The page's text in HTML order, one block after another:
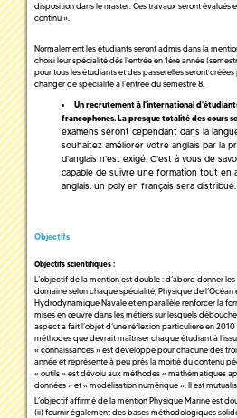
disposition dans le master. Ces travaux seront évalués
continu ».
Normalement les étudiants seront admis dans la
choisi leur spécialité dès l’entrée en 1ère année
pour tous les étudiants et des passerelles seront
changer de spécialité à l’entrée du semestre 8.
Un recrutement à l'international
francophones. La presque totalité des cours
examens seront cependant dans la
souhaitez améliorer votre anglais par la
d'anglais n'est exigé. C'est à vous de
capable de suivre une formation tout en
anglais, un poly en français sera distribué.
Objectifs
Objectifs scientifiques :
L’objectif de la mention est double : d’abord donner
domaine selon chaque spécialité, Physique de l’Océan
Hydrodynamique Navale et en parallèle renforcer la
mises en œuvre dans les métiers sur lesquels
aspect a fait l’objet d’une réflexion particulière en
méthodes que devrait maîtriser chaque étudiant à
« connaissances » est développé pour chacune des
année et représente à peu près la moitié du contenu
« outils » est dévolu aux méthodes « mathématiques
données » et « modélisation numérique ». Il est
L’objectif affirmé de la mention Physique Marine est
(ii) fournir également des bases méthodologiques